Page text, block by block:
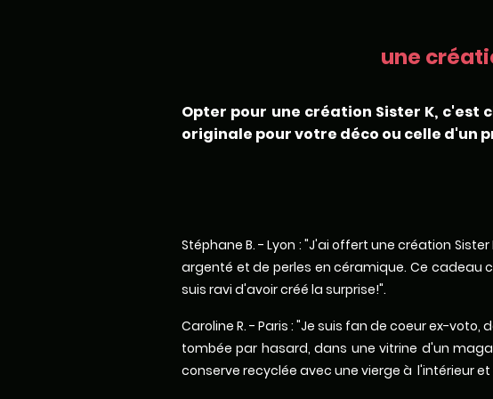
une
Opter pour une création Sister K, c'est
originale pour votre déco ou celle d'un
Stéphane B. - Lyon : "J'ai offert une création
argenté et de perles en céramique. Ce cadeau
suis ravi d'avoir créé la surprise!".
Caroline R. - Paris : "Je suis fan de coeur ex-
tombée par hasard, dans une vitrine d'un
conserve recyclée avec une vierge à l'intérieur